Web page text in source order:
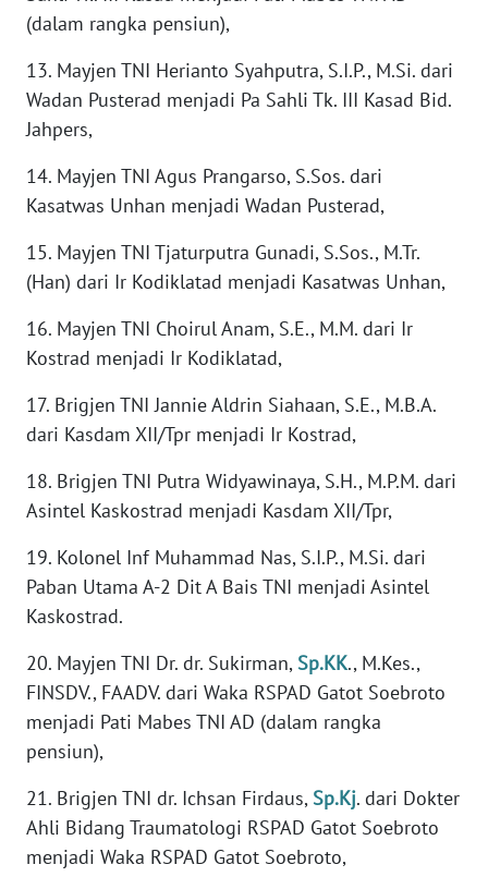
(dalam rangka pensiun),
13. Mayjen TNI Herianto Syahputra, S.I.P., M.Si. dari
Wadan Pusterad menjadi Pa Sahli Tk. III Kasad Bid.
Jahpers,
14. Mayjen TNI Agus Prangarso, S.Sos. dari
Kasatwas Unhan menjadi Wadan Pusterad,
15. Mayjen TNI Tjaturputra Gunadi, S.Sos., M.Tr.
(Han) dari Ir Kodiklatad menjadi Kasatwas Unhan,
16. Mayjen TNI Choirul Anam, S.E., M.M. dari Ir
Kostrad menjadi Ir Kodiklatad,
17. Brigjen TNI Jannie Aldrin Siahaan, S.E., M.B.A.
dari Kasdam XII/Tpr menjadi Ir Kostrad,
18. Brigjen TNI Putra Widyawinaya, S.H., M.P.M. dari
Asintel Kaskostrad menjadi Kasdam XII/Tpr,
19. Kolonel Inf Muhammad Nas, S.I.P., M.Si. dari
Paban Utama A-2 Dit A Bais TNI menjadi Asintel
Kaskostrad.
20. Mayjen TNI Dr. dr. Sukirman, Sp.KK., M.Kes.,
FINSDV., FAADV. dari Waka RSPAD Gatot Soebroto
menjadi Pati Mabes TNI AD (dalam rangka
pensiun),
21. Brigjen TNI dr. Ichsan Firdaus, Sp.Kj. dari Dokter
Ahli Bidang Traumatologi RSPAD Gatot Soebroto
menjadi Waka RSPAD Gatot Soebroto,
WN
WN
JOGJA
WN
JATIM
BALI
WN
WN
WN
WN
KALSEL
WN
KALTIM
WN
WN
GORONTALO